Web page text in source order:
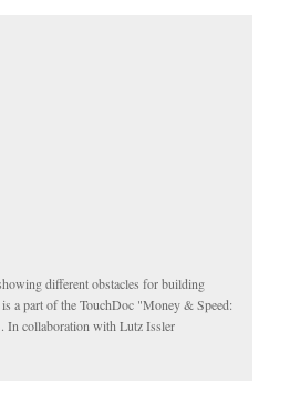
different obstacles for building
is a part of the TouchDoc "Money & Speed:
In collaboration with Lutz Issler